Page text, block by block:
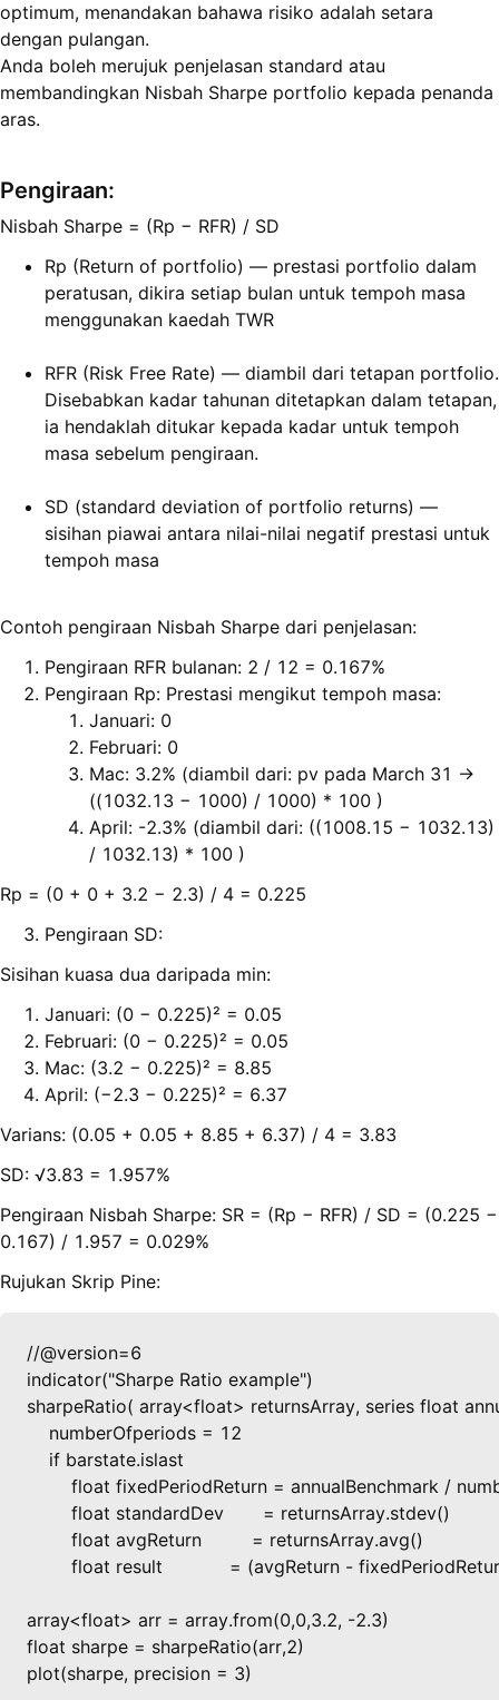
optimum, menandakan bahawa risiko adalah setara
dengan pulangan.
Anda boleh merujuk penjelasan standard atau
membandingkan Nisbah Sharpe portfolio kepada penanda
aras.
Pengiraan:
Nisbah Sharpe = (Rp − RFR) / SD
Rp (Return of portfolio) — prestasi portfolio dalam
peratusan, dikira setiap bulan untuk tempoh masa
menggunakan kaedah TWR
RFR (Risk Free Rate) — diambil dari tetapan portfolio.
Disebabkan kadar tahunan ditetapkan dalam tetapan,
ia hendaklah ditukar kepada kadar untuk tempoh
masa sebelum pengiraan.
SD (standard deviation of portfolio returns) —
sisihan piawai antara nilai-nilai negatif prestasi untuk
tempoh masa
Contoh pengiraan Nisbah Sharpe dari penjelasan:
Pengiraan RFR bulanan: 2 / 12 = 0.167%
Pengiraan Rp: Prestasi mengikut tempoh masa:
Januari: 0
Februari: 0
Mac: 3.2% (diambil dari: pv pada March 31 →
((1032.13 − 1000) / 1000) * 100 )
April: -2.3% (diambil dari: ((1008.15 − 1032.13)
/ 1032.13) * 100 )
Rp = (0 + 0 + 3.2 − 2.3) / 4 = 0.225
Pengiraan SD:
Sisihan kuasa dua daripada min:
Januari: (0 − 0.225)² = 0.05
Februari: (0 − 0.225)² = 0.05
Mac: (3.2 − 0.225)² = 8.85
April: (−2.3 − 0.225)² = 6.37
Varians: (0.05 + 0.05 + 8.85 + 6.37) / 4 = 3.83
SD: √3.83 = 1.957%
Pengiraan Nisbah Sharpe: SR = (Rp − RFR) / SD = (0.225 −
0.167) / 1.957 = 0.029%
Rujukan Skrip Pine:
//@version=6
indicator("Sharpe Ratio example")
sharpeRatio( array<float> returnsArray, series float
    numberOfperiods = 12
    if barstate.islast
float fixedPeriodReturn = annualBenchmark /
        float standardDev       = returnsArray.stdev()
        float avgReturn         = returnsArray.avg()
float result            = (avgReturn -
array<float> arr = array.from(0,0,3.2, -2.3)
float sharpe = sharpeRatio(arr,2)
plot(sharpe, precision = 3)